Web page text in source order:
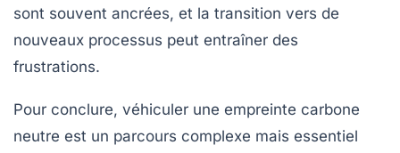
sont souvent ancrées, et la transition vers de
nouveaux processus peut entraîner des
frustrations.
Pour conclure, véhiculer une empreinte carbone
neutre est un parcours complexe mais essentiel